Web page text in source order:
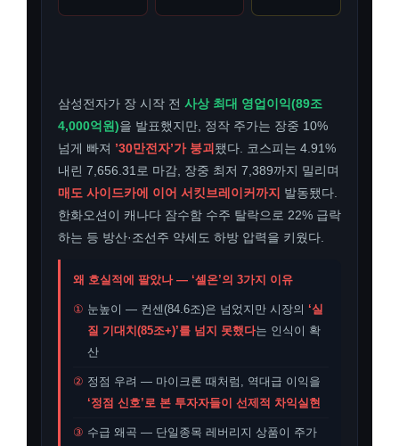
삼성전자가 장 시작 전 사상 최대 영업이익(89조
4,000억원)을 발표했지만, 정작 주가는 장중 10%
넘게 빠져 ’30만전자’가 붕괴 됐다. 코스피는 4.91%
내린 7,656.31로 마감, 장중 최저 7,389까지 밀리며
매도 사이드카에 이어 서킷브레이커까지 발동됐다.
한화오션이 캐나다 잠수함 수주 탈락으로 22% 급락
하는 등 방산·조선주 약세도 하방 압력을 키웠다.
왜 호실적에 팔았나 — ‘셀온’의 3가지 이유
① 눈높이 — 컨센(84.6조)은 넘었지만 시장의 ‘실
질 기대치(85조+)’를 넘지 못했다는 인식이 확
산
② 정점 우려 — 마이크론 때처럼, 역대급 이익을
‘정점 신호’로 본 투자자들이 선제적 차익실현
③ 수급 왜곡 — 단일종목 레버리지 상품이 주가